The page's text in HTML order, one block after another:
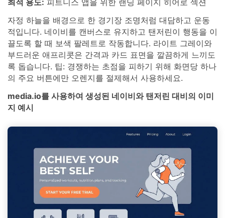
최적 용도: 피트니스 앱을 위한 랜딩 페이지 히어로 섹션
자정 하늘을 배경으로 한 경기장 조명처럼 대담하고 운동
적입니다. 네이비를 캔버스로 유지하고 탠저린이 행동을 이
끌도록 할 때 보색 팔레트로 작동합니다. 라이트 그레이와
부드러운 애프리콧은 간격과 카드 표면을 깔끔하게 느끼도
록 돕습니다. 팁: 경쟁하는 초점을 피하기 위해 화면당 하나
의 주요 버튼에만 오렌지를 절제해서 사용하세요.
media.io를 사용하여 생성된 네이비와 탠저린 대비의 이미
지 예시